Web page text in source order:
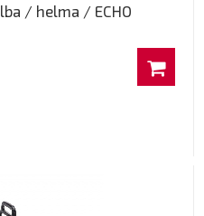
/ helma / ECHO